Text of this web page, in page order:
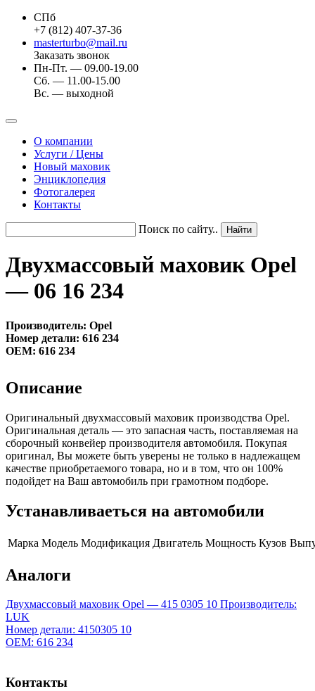
СПб
+7 (812) 407-37-36
masterturbo@mail.ru
Заказать звонок
Пн-Пт. — 09.00-19.00
Сб. — 11.00-15.00
Вс. — выходной
О компании
Услуги / Цены
Новый маховик
Энциклопедия
Фотогалерея
Контакты
Поиск по сайту..
Двухмассовый маховик Opel
— 06 16 234
Производитель: Opel
Номер детали: 616 234
OEM: 616 234
Описание
Оригинальный двухмассовый маховик производства Opel.
Оригинальная деталь — это запасная часть, поставляемая на
сборочный конвейер производителя автомобиля. Покупая
оригинал, Вы можете быть уверены не только в надлежащем
качестве приобретаемого товара, но и в том, что он 100%
подойдет на Ваш автомобиль при грамотном подборе.
Устанавливаеться на автомобили
Марка Модель Модификация Двигатель Мощность Кузов
Аналоги
Двухмассовый маховик Opel — 415 0305 10 Производитель:
LUK
Номер детали: 4150305 10
OEM: 616 234
Контакты